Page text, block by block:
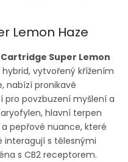
Lemon Haze
Cartridge Super Lemon
vytvořený křížením
nabízí pronikavé
pro povzbuzení myšlení a
hlavní terpen
pepřové nuance, které
interagují s tělesnými
s CB2 receptorem.